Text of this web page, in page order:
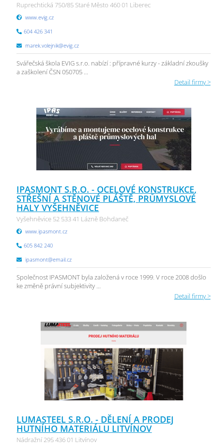
Ruprechtická 750/85 Staré Město 460 01 Liberec
www.evig.cz
604 426 341
marek.volejnik@evig.cz
Svářečská škola EVIG s.r.o. nabízí : přípravné kurzy - základní zkoušky
a zaškolení ČSN 050705 ...
Detail firmy >
IPASMONT S.R.O. - OCELOVÉ KONSTRUKCE,
STŘEŠNÍ A STĚNOVÉ PLÁŠTĚ, PRŮMYSLOVÉ
HALY VYŠEHNĚVICE
Vyšehněvice 52 533 41 Lázně Bohdaneč
www.ipasmont.cz
605 842 240
ipasmont@email.cz
Společnost IPASMONT byla založená v roce 1999. V roce 2008 došlo
ke změně právní subjektivity ...
Detail firmy >
LUMASTEEL S.R.O. - DĚLENÍ A PRODEJ
HUTNÍHO MATERIÁLU LITVÍNOV
Nádražní 295 436 01 Litvínov